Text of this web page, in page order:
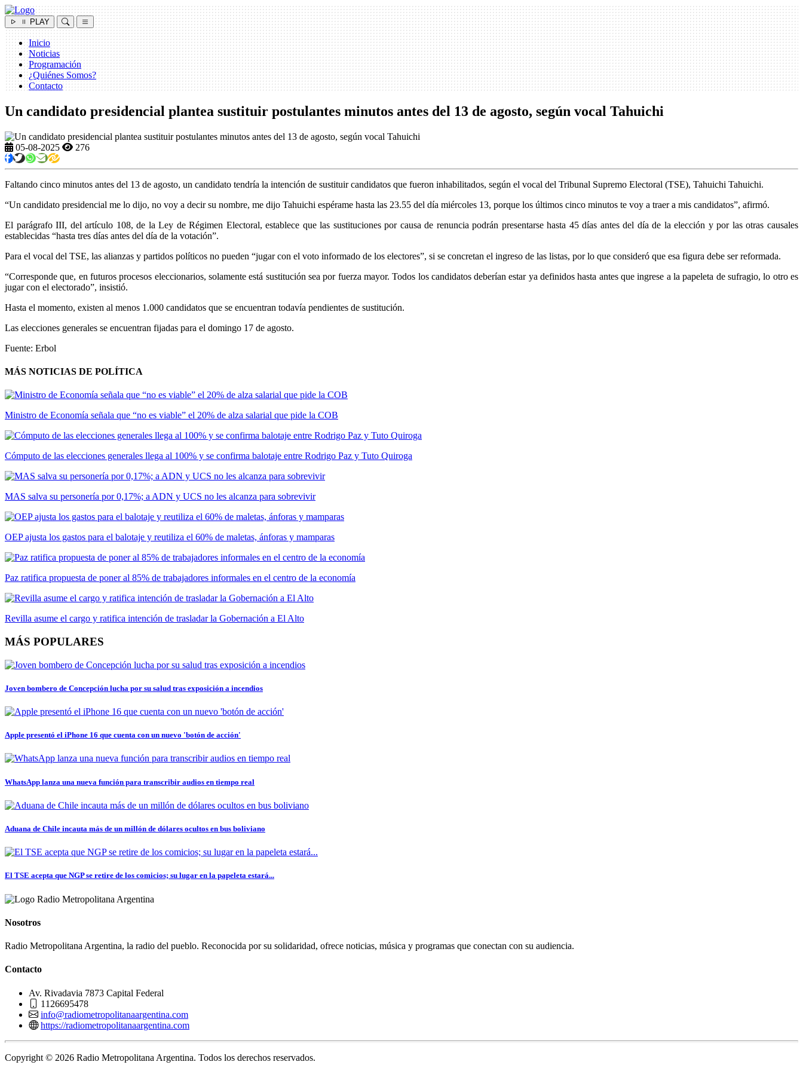
PLAY
Inicio
Noticias
Programación
¿Quiénes Somos?
Contacto
Un candidato presidencial plantea sustituir postulantes minutos antes del 13 de agosto, según vocal Tahuichi
05-08-2025 276
Faltando cinco minutos antes del 13 de agosto, un candidato tendría la intención de sustituir candidatos que fueron inhabilitados, según el vocal del Tribunal Supremo Electoral (TSE), Tahuichi Tahuichi.
“Un candidato presidencial me lo dijo, no voy a decir su nombre, me dijo Tahuichi espérame hasta las 23.55 del día miércoles 13, porque los últimos cinco minutos te voy a traer a mis candidatos”, afirmó.
El parágrafo III, del artículo 108, de la Ley de Régimen Electoral, establece que las sustituciones por causa de renuncia podrán presentarse hasta 45 días antes del día de la elección y por las otras causales
establecidas “hasta tres días antes del día de la votación”.
Para el vocal del TSE, las alianzas y partidos políticos no pueden “jugar con el voto informado de los electores”, si se concretan el ingreso de las listas, por lo que consideró que esa figura debe ser reformada.
“Corresponde que, en futuros procesos eleccionarios, solamente está sustitución sea por fuerza mayor. Todos los candidatos deberían estar ya definidos hasta antes que ingrese a la papeleta de sufragio, lo otro es
jugar con el electorado”, insistió.
Hasta el momento, existen al menos 1.000 candidatos que se encuentran todavía pendientes de sustitución.
Las elecciones generales se encuentran fijadas para el domingo 17 de agosto.
Fuente: Erbol
MÁS NOTICIAS DE POLÍTICA
Ministro de Economía señala que “no es viable” el 20% de alza salarial que pide la COB
Cómputo de las elecciones generales llega al 100% y se confirma balotaje entre Rodrigo Paz y Tuto Quiroga
MAS salva su personería por 0,17%; a ADN y UCS no les alcanza para sobrevivir
OEP ajusta los gastos para el balotaje y reutiliza el 60% de maletas, ánforas y mamparas
Paz ratifica propuesta de poner al 85% de trabajadores informales en el centro de la economía
Revilla asume el cargo y ratifica intención de trasladar la Gobernación a El Alto
MÁS POPULARES
Joven bombero de Concepción lucha por su salud tras exposición a incendios
Apple presentó el iPhone 16 que cuenta con un nuevo 'botón de acción'
WhatsApp lanza una nueva función para transcribir audios en tiempo real
Aduana de Chile incauta más de un millón de dólares ocultos en bus boliviano
El TSE acepta que NGP se retire de los comicios; su lugar en la papeleta estará...
Nosotros
Radio Metropolitana Argentina, la radio del pueblo. Reconocida por su solidaridad, ofrece noticias, música y programas que conectan con su audiencia.
Contacto
Av. Rivadavia 7873 Capital Federal
1126695478
info@radiometropolitanaargentina.com
https://radiometropolitanaargentina.com
Copyright © 2026 Radio Metropolitana Argentina. Todos los derechos reservados.